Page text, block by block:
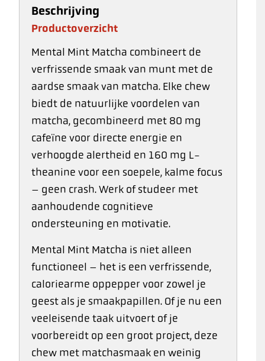
Beschrijving
Productoverzicht
Mental Mint Matcha combineert de
verfrissende smaak van munt met de
aardse smaak van matcha. Elke chew
biedt de natuurlijke voordelen van
matcha, gecombineerd met 80 mg
cafeïne voor directe energie en
verhoogde alertheid en 160 mg L-
theanine voor een soepele, kalme focus
– geen crash. Werk of studeer met
aanhoudende cognitieve
ondersteuning en motivatie.
Mental Mint Matcha is niet alleen
functioneel – het is een verfrissende,
caloriearme oppepper voor zowel je
geest als je smaakpapillen. Of je nu een
veeleisende taak uitvoert of je
voorbereidt op een groot project, deze
chew met matchasmaak en weinig